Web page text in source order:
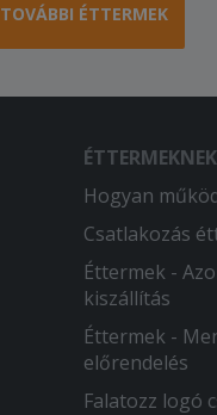
TOVÁBBI ÉTTERMEK
ÉTTERMEKNEK
Hogyan
Csatlakozás
Éttermek -
kiszállítás
Éttermek -
előrendelés
Falatozz logó